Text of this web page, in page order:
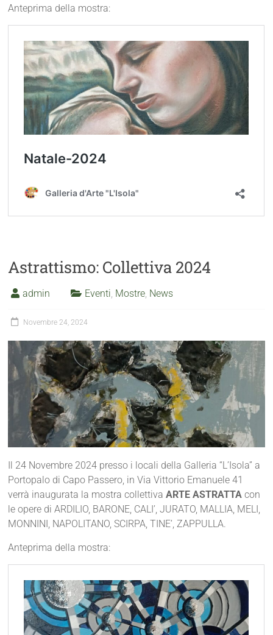
Anteprima della mostra:
Astrattismo: Collettiva 2024
admin Eventi, Mostre, News
Novembre 24, 2024
Il 24 Novembre 2024 presso i locali della Galleria “L’Isola” a
Portopalo di Capo Passero, in Via Vittorio Emanuele 41
verrà inaugurata la mostra collettivaARTE ASTRATTA con
le opere di ARDILIO, BARONE, CALI’, JURATO, MALLIA, MELI,
MONNINI, NAPOLITANO, SCIRPA, TINE’, ZAPPULLA.
Anteprima della mostra: